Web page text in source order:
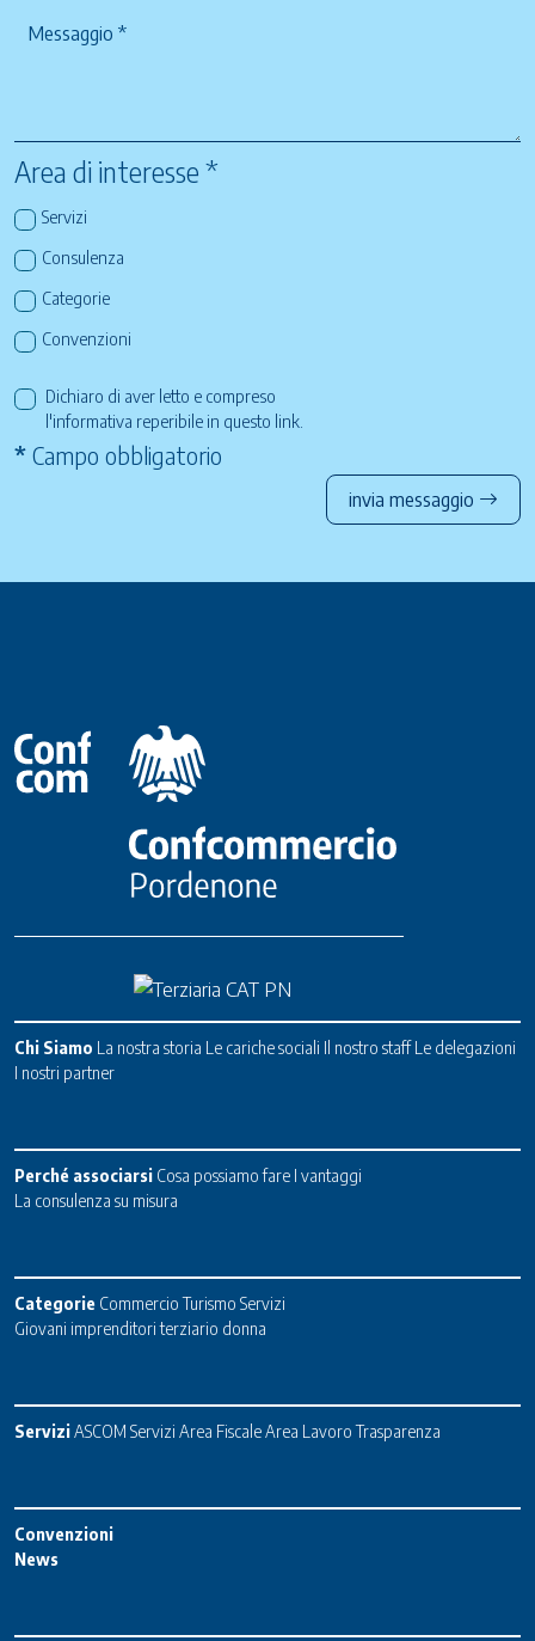
Area di interesse *
Servizi
Consulenza
Categorie
Convenzioni
Dichiaro di aver letto e compreso
l'informativa reperibile in questo link
* Campo obbligatorio
invia messaggio
Chi Siamo La nostra storia Le cariche sociali Il nostro staff Le delegazioni
I nostri partner
Perché associarsi Cosa possiamo fare I vantaggi
La consulenza su misura
Categorie Commercio Turismo Servizi
Giovani imprenditori terziario donna
ServiziASCOM Servizi Area FiscaleArea Lavoro Trasparenza
Convenzioni
News